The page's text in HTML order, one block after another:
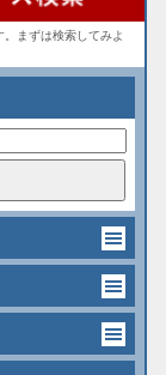
まずは検索してみよ